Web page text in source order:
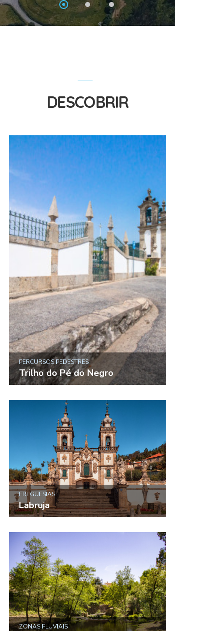
DESCOBRIR
PERCURSOS PEDESTRES
Trilho do Pé do Negro
FREGUESIAS
Labruja
ZONAS FLUVIAIS